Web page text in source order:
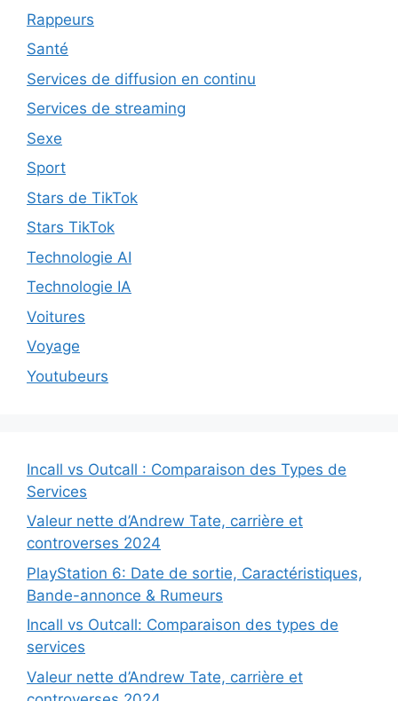
Rappeurs
Santé
Services de diffusion en continu
Services de streaming
Sexe
Sport
Stars de TikTok
Stars TikTok
Technologie AI
Technologie IA
Voitures
Voyage
Youtubeurs
Incall vs Outcall : Comparaison des Types de
Services
Valeur nette d’Andrew Tate, carrière et
controverses 2024
PlayStation 6: Date de sortie, Caractéristiques,
Bande-annonce & Rumeurs
Incall vs Outcall: Comparaison des types de
services
Valeur nette d’Andrew Tate, carrière et